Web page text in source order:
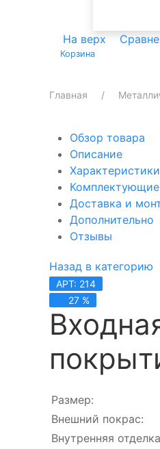
На верх
Корзина
Главная
Обзор товара
Описание
Характеристики
Комплектующие
Доставка и
Дополнительно
Отзывы
Назад в категорию
АРТ: 214
27 %
Размер:
Внешний покрас:
Внутренняя